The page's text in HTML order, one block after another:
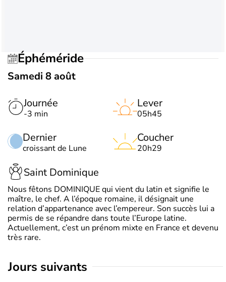
Éphéméride
Samedi 8 août
Journée
-3 min
Dernier
croissant de Lune
Lever
05h45
Coucher
20h29
Saint Dominique
Nous fêtons DOMINIQUE qui vient du latin et signifie le
maître, le chef. A l’époque romaine, il désignait une
relation d’appartenance avec l’empereur. Son succès lui a
permis de se répandre dans toute l’Europe latine.
Actuellement, c’est un prénom mixte en France et devenu
très rare.
jours suivants